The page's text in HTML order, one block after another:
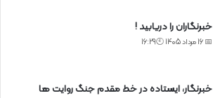
خبرنگاران را دریابید !
📅 16 مرداد 1405 🕙16:29
خبرنگار، ایستاده در خط مقدم جنگ روایت ها